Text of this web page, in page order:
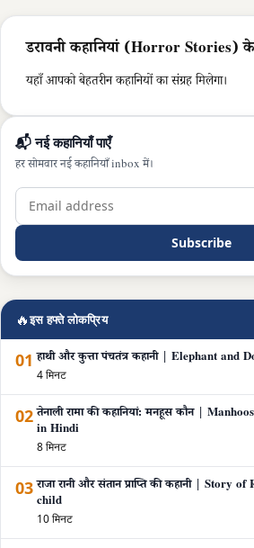
डरावनी कहानियां (Horror Stories)
यहाँ आपको बेहतरीन कहानियों का संग्रह मिलेगा।
📬 नई कहानियाँ पाएँ
हर सोमवार नई कहानियाँ inbox में।
Subscribe
🔥इस हफ्ते लोकप्रिय
01 हाथी और कुत्ता पंचतंत्र कहानी | Elephant and
4 मिनट
02 तेनाली रामा की कहानियां: मनहूस कौन |
in Hindi
8 मिनट
03 राजा रानी और संतान प्राप्ति की कहानी | Story
child
10 मिनट